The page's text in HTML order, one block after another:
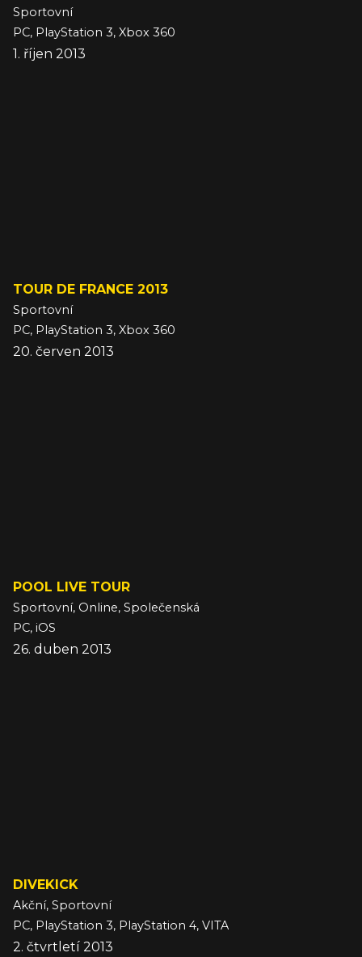
Sportovní
PC, PlayStation 3, Xbox 360
1. říjen 2013
TOUR DE FRANCE 2013
Sportovní
PC, PlayStation 3, Xbox 360
20. červen 2013
POOL LIVE TOUR
Sportovní, Online, Společenská
PC, iOS
26. duben 2013
DIVEKICK
Akční, Sportovní
PC, PlayStation 3, PlayStation 4, VITA
2. čtvrtletí 2013